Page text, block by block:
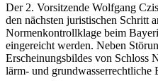
Der 2. Vorsitzende Wolfgang
den nächsten juristischen Schritt
Normenkontrollklage beim
eingereicht werden. Neben
Erscheinungsbildes von Schloss
lärm- und grundwasserrechtliche